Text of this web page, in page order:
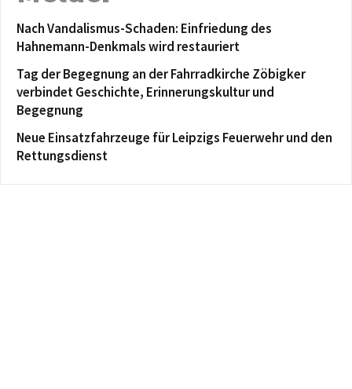
Nach Vandalismus-Schaden: Einfriedung des
Hahnemann-Denkmals wird restauriert
Tag der Begegnung an der Fahrradkirche Zöbigker
verbindet Geschichte, Erinnerungskultur und
Begegnung
Neue Einsatzfahrzeuge für Leipzigs Feuerwehr und den
Rettungsdienst